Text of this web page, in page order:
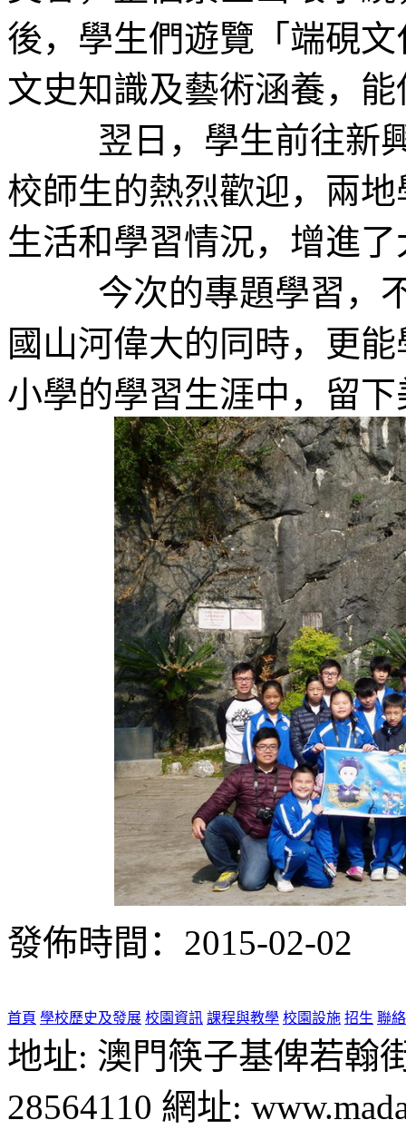
後，學生們遊覽「端硯
文史知識及藝術涵養，
翌日，學生前往新興
校師生的熱烈歡迎，兩
生活和學習情況，增進
今次的專題學習，不
國山河偉大的同時，更
小學的學習生涯中，留
發佈時間：2015-02-02
首頁 學校歷史及發展 校園資訊 課程與教學 校園設施 招生 聯
地址: 澳門筷子基俾若翰
28564110 網址: